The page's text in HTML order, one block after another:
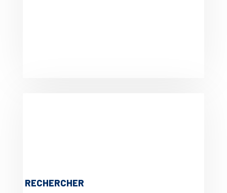
RECHERCHER